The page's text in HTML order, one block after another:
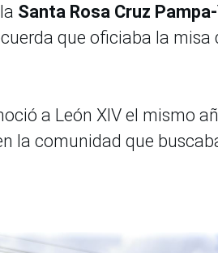
Santa Rosa Cruz
que oficiaba la misa
a León XIV el mismo
la comunidad que